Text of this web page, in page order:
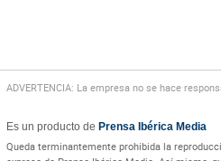
ADVERTENCIA: La empresa no se hace
Es un producto de Prensa Ibérica Media
Queda terminantemente prohibida la